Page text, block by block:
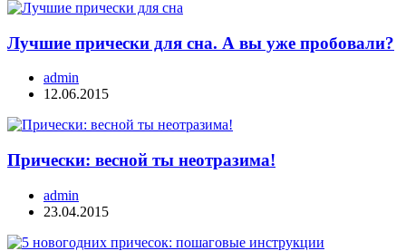
Лучшие прически для сна. А вы уже пробовали?
admin
12.06.2015
Прически: весной ты неотразима!
admin
23.04.2015